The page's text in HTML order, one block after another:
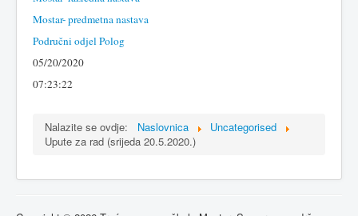
Mostar- predmetna nastava
Područni odjel Polog
05/20/2020
07:23:22
Nalazite se ovdje: Naslovnica
Uncategorised
Upute za rad (srijeda 20.5.2020.)